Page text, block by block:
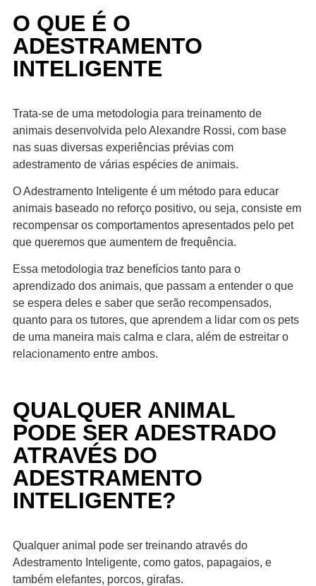
O QUE É O
ADESTRAMENTO
INTELIGENTE
Trata-se de uma metodologia para treinamento de
animais desenvolvida pelo Alexandre Rossi, com base
nas suas diversas experiências prévias com
adestramento de várias espécies de animais.
O Adestramento Inteligente é um método para educar
animais baseado no reforço positivo, ou seja, consiste em
recompensar os comportamentos apresentados pelo pet
que queremos que aumentem de frequência.
Essa metodologia traz benefícios tanto para o
aprendizado dos animais, que passam a entender o que
se espera deles e saber que serão recompensados,
quanto para os tutores, que aprendem a lidar com os pets
de uma maneira mais calma e clara, além de estreitar o
relacionamento entre ambos.
QUALQUER ANIMAL
PODE SER ADESTRADO
ATRAVÉS DO
ADESTRAMENTO
INTELIGENTE?
Qualquer animal pode ser treinando através do
Adestramento Inteligente, como gatos, papagaios, e
também elefantes, porcos, girafas.